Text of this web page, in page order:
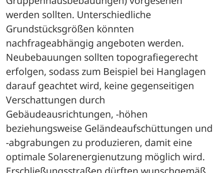
werden sollten. Unterschiedliche
Grundstücksgrößen könnten
nachfrageabhängig angeboten werden.
Neubebauungen sollten topografiegerecht
erfolgen, sodass zum Beispiel bei Hanglagen
darauf geachtet wird, keine gegenseitigen
Verschattungen durch
Gebäudeausrichtungen, -höhen
beziehungsweise Geländeaufschüttungen und
-abgrabungen zu produzieren, damit eine
optimale Solarenergienutzung möglich wird.